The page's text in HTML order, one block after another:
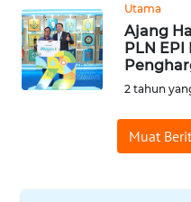
Utama
Ajang
PLN
2 tahun
Muat
KUNINGAN
WN
MAJALENGKA